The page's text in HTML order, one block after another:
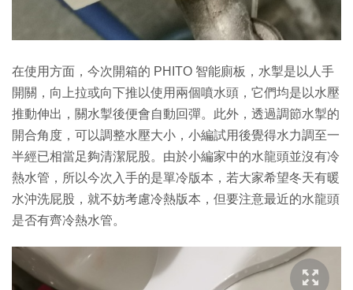
在使用方面，今次開箱的 PHITO 智能廁板，水掣是以人手
開關，向上拉或向下推以使用兩個噴水頭，它們均是以水壓
推動伸出，關水掣後便會自動回彈。此外，透過調節水掣的
開合角度，可以調整水壓大小，小編試用後覺得水力調至一
半經已相當足夠清潔屁股。由於小編家中的水龍頭並沒有冷
熱水管，所以今次入手的是單冷版本，若大家希望冬天有暖
水沖洗屁股，就不妨考慮冷熱版本，但要注意最近的水龍頭
是否有齊冷熱水管。